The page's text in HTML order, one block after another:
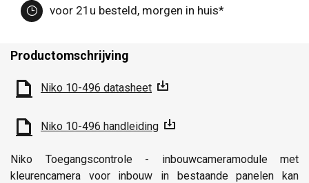
voor 21u besteld, morgen in huis*
Productomschrijving
Niko 10-496 datasheet
Niko 10-496 handleiding
Niko Toegangscontrole - inbouwcameramodule met
kleurencamera voor inbouw in bestaande panelen kan